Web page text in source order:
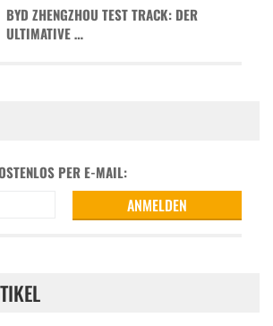
BYD ZHENGZHOU TEST TRACK: DER
ULTIMATIVE …
PER E-MAIL: